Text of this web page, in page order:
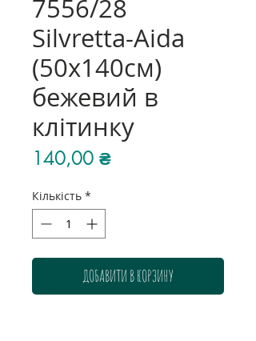
7556/28
Silvretta-Aida
(50х140см)
бежевий в
клітинку
140,00 ₴Ціна
Кількість *
ДОБАВИТИ В КОРЗИНУ